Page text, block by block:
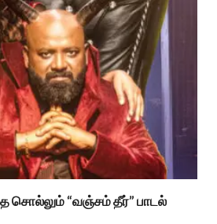
சொல்லும் “வஞ்சம் தீர்” பாடல்